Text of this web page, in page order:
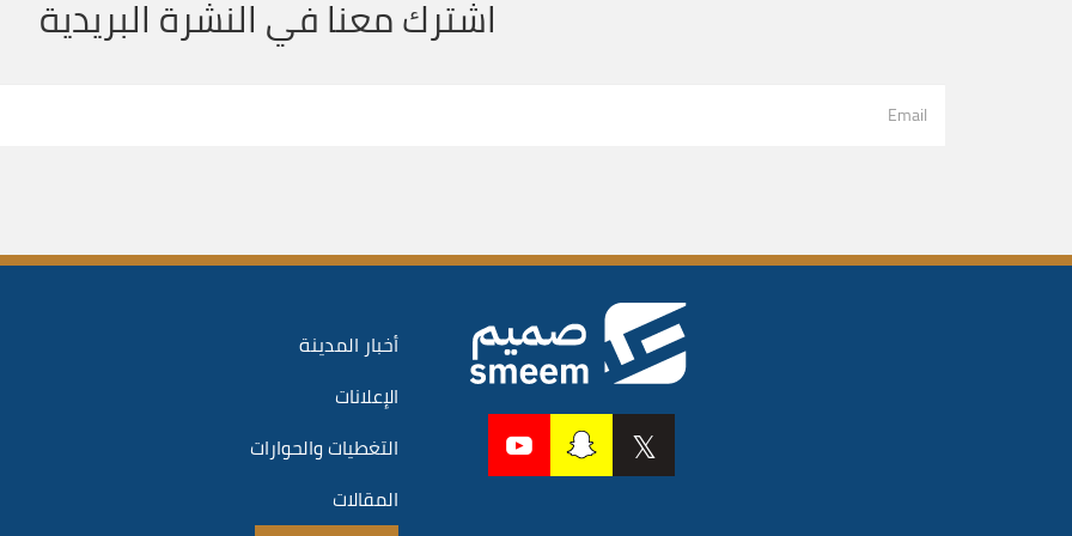
اشترك معنا في النشرة البريدية
أخبار المدينة
الإعلانات
التغطيات والحوارات
المقالات